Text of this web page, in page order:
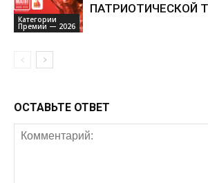
Категории
Премии — 2026
ПАТРИОТИЧЕСКОЙ
ОСТАВЬТЕ ОТВЕТ